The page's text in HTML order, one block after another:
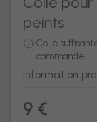
peints
Colle
commande
Information
9 €